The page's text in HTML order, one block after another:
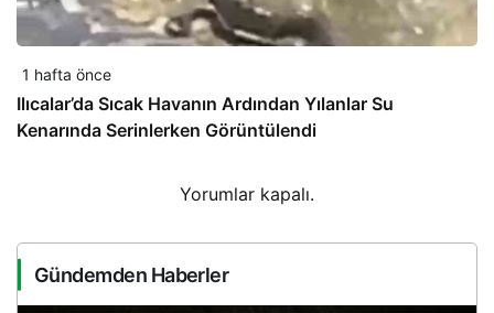
1 hafta önce
Ilıcalar’da Sıcak Havanın Ardından Yılanlar Su
Kenarında Serinlerken Görüntülendi
Yorumlar kapalı.
Gündemden Haberler